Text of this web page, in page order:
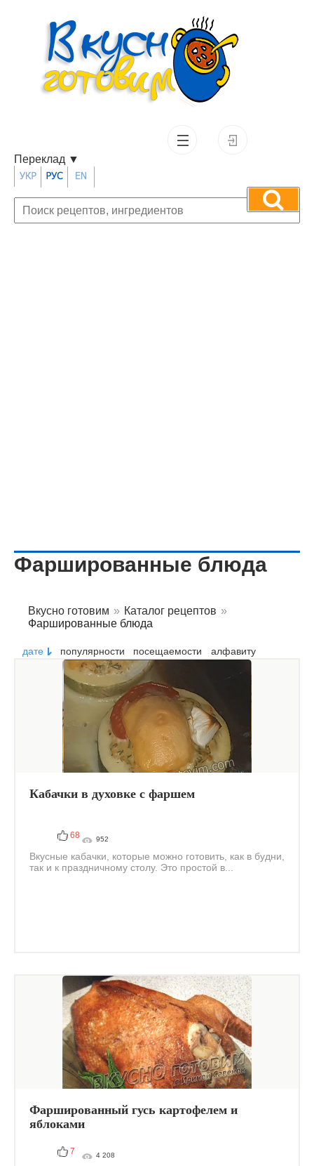
Переклад ▼
Фаршированные блюда
Вкусно готовим » Каталог рецептов »
Фаршированные блюда
дате популярности посещаемости алфавиту
Кабачки в духовке с фаршем
68 952
Вкусные кабачки, которые можно готовить, как в будни,
так и к праздничному столу. Это простой в...
Фаршированный гусь картофелем и
яблоками
7 4 208